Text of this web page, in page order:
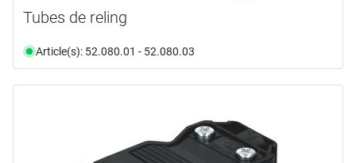
Tubes de reling
Article(s): 52.080.01 - 52.080.03